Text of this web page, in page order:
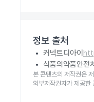
정보 출처
커넥트디아이
식품의약품안전
본 콘텐츠의 저작권은
외부저작권자가 제공한